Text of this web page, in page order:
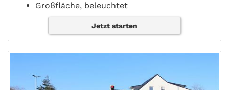
Großfläche, beleuchtet
Jetzt starten